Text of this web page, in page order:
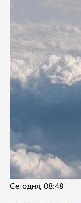
Сегодня, 08:48